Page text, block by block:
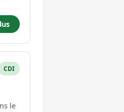
CDI
le